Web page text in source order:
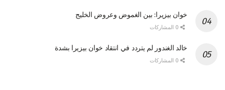
خوان بيزيرا: بين الغموض وعروض الخليج
خالد الغندور لم يتردد في انتقاد خوان بيزيرا بشدة